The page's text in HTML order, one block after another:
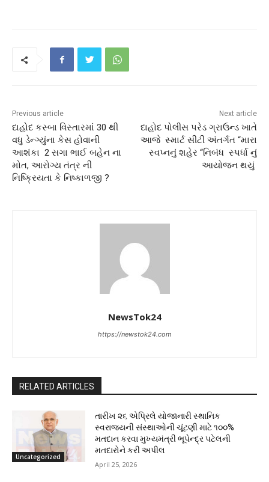
Previous article
દાહોદ કસ્બા વિસ્તારમાં 30 થી
વધુ ડેન્ગ્યુંના કેસ હોવાની
આશંકા 2 સગા ભાઈ બહેન ના
મોત, આરોગ્ય તંત્ર ની
નિષ્ક્રિયતા કે નિષ્કાળજી ?
Next article
દાહોદ પોલીસ પરેડ ગ્રાઉન્ડ ખાતે
આજે સ્માર્ટ સીટી અંતર્ગત “મારા
સ્વપ્નનું શહેર “નિબંધ સ્પર્ધા નું
આયોજન થયું
NewsTok24
https://newstok24.com
RELATED ARTICLES
Uncategorized
તારીખ ૨૬ એપ્રિલે યોજાનારી સ્થાનિક
સ્વરાજ્યની સંસ્થાઓની ચૂંટણી માટે ૧૦૦%
મતદાન કરવા મુખ્યમંત્રી ભૂપેન્દ્ર પટેલની
મતદારોને કરી અપીલ
April 25, 2026